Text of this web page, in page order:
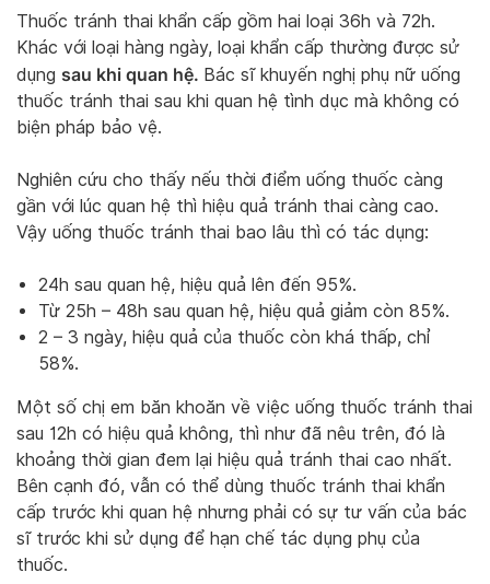
Thuốc tránh thai khẩn cấp gồm hai loại 36h và 72h.
Khác với loại hàng ngày, loại khẩn cấp thường được sử
dụng sau khi quan hệ. Bác sĩ khuyến nghị phụ nữ uống
thuốc tránh thai sau khi quan hệ tình dục mà không có
biện pháp bảo vệ.
Nghiên cứu cho thấy nếu thời điểm uống thuốc càng
gần với lúc quan hệ thì hiệu quả tránh thai càng cao.
Vậy uống thuốc tránh thai bao lâu thì có tác dụng:
24h sau quan hệ, hiệu quả lên đến 95%.
Từ 25h – 48h sau quan hệ, hiệu quả giảm còn 85%.
2 – 3 ngày, hiệu quả của thuốc còn khá thấp, chỉ
58%.
Một số chị em băn khoăn về việc uống thuốc tránh thai
sau 12h có hiệu quả không, thì như đã nêu trên, đó là
khoảng thời gian đem lại hiệu quả tránh thai cao nhất.
Bên cạnh đó, vẫn có thể dùng thuốc tránh thai khẩn
cấp trước khi quan hệ nhưng phải có sự tư vấn của bác
sĩ trước khi sử dụng để hạn chế tác dụng phụ của
thuốc.